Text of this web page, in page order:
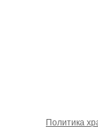
Политика